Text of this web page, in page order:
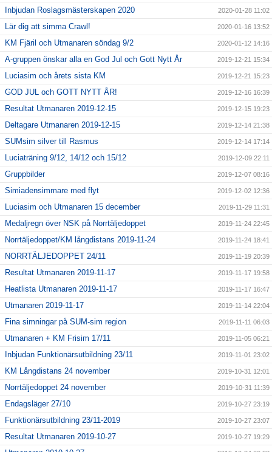
Inbjudan Roslagsmästerskapen 2020 2020-01-28 11:02
Lär dig att simma Crawl! 2020-01-16 13:52
KM Fjäril och Utmanaren söndag 9/2 2020-01-12 14:16
A-gruppen önskar alla en God Jul och Gott Nytt År 2019-12-21 15:34
Luciasim och årets sista KM 2019-12-21 15:23
GOD JUL och GOTT NYTT ÅR! 2019-12-16 16:39
Resultat Utmanaren 2019-12-15 2019-12-15 19:23
Deltagare Utmanaren 2019-12-15 2019-12-14 21:38
SUMsim silver till Rasmus 2019-12-14 17:14
Luciaträning 9/12, 14/12 och 15/12 2019-12-09 22:11
Gruppbilder 2019-12-07 08:16
Simiadensimmare med flyt 2019-12-02 12:36
Luciasim och Utmanaren 15 december 2019-11-29 11:31
Medaljregn över NSK på Norrtäljedoppet 2019-11-24 22:45
Norrtäljedoppet/KM långdistans 2019-11-24 2019-11-24 18:41
NORRTÄLJEDOPPET 24/11 2019-11-19 20:39
Resultat Utmanaren 2019-11-17 2019-11-17 19:58
Heatlista Utmanaren 2019-11-17 2019-11-17 16:47
Utmanaren 2019-11-17 2019-11-14 22:04
Fina simningar på SUM-sim region 2019-11-11 06:03
Utmanaren + KM Frisim 17/11 2019-11-05 06:21
Inbjudan Funktionärsutbildning 23/11 2019-11-01 23:02
KM Långdistans 24 november 2019-10-31 12:01
Norrtäljedoppet 24 november 2019-10-31 11:39
Endagsläger 27/10 2019-10-27 23:19
Funktionärsutbildning 23/11-2019 2019-10-27 23:07
Resultat Utmanaren 2019-10-27 2019-10-27 19:29